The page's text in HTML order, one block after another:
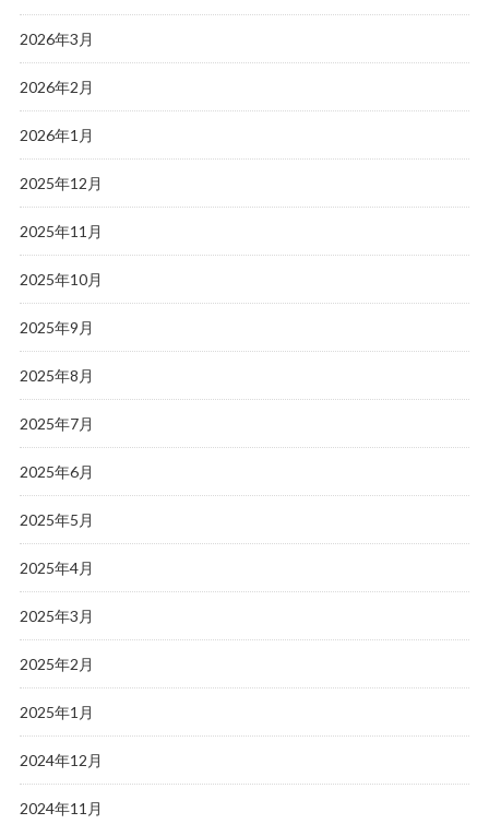
2026年3月
2026年2月
2026年1月
2025年12月
2025年11月
2025年10月
2025年9月
2025年8月
2025年7月
2025年6月
2025年5月
2025年4月
2025年3月
2025年2月
2025年1月
2024年12月
2024年11月